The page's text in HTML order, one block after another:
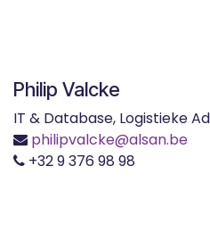
Philip Valcke
IT & Database, Logistieke
philipvalcke@alsan.be
+32 9 376 98 98